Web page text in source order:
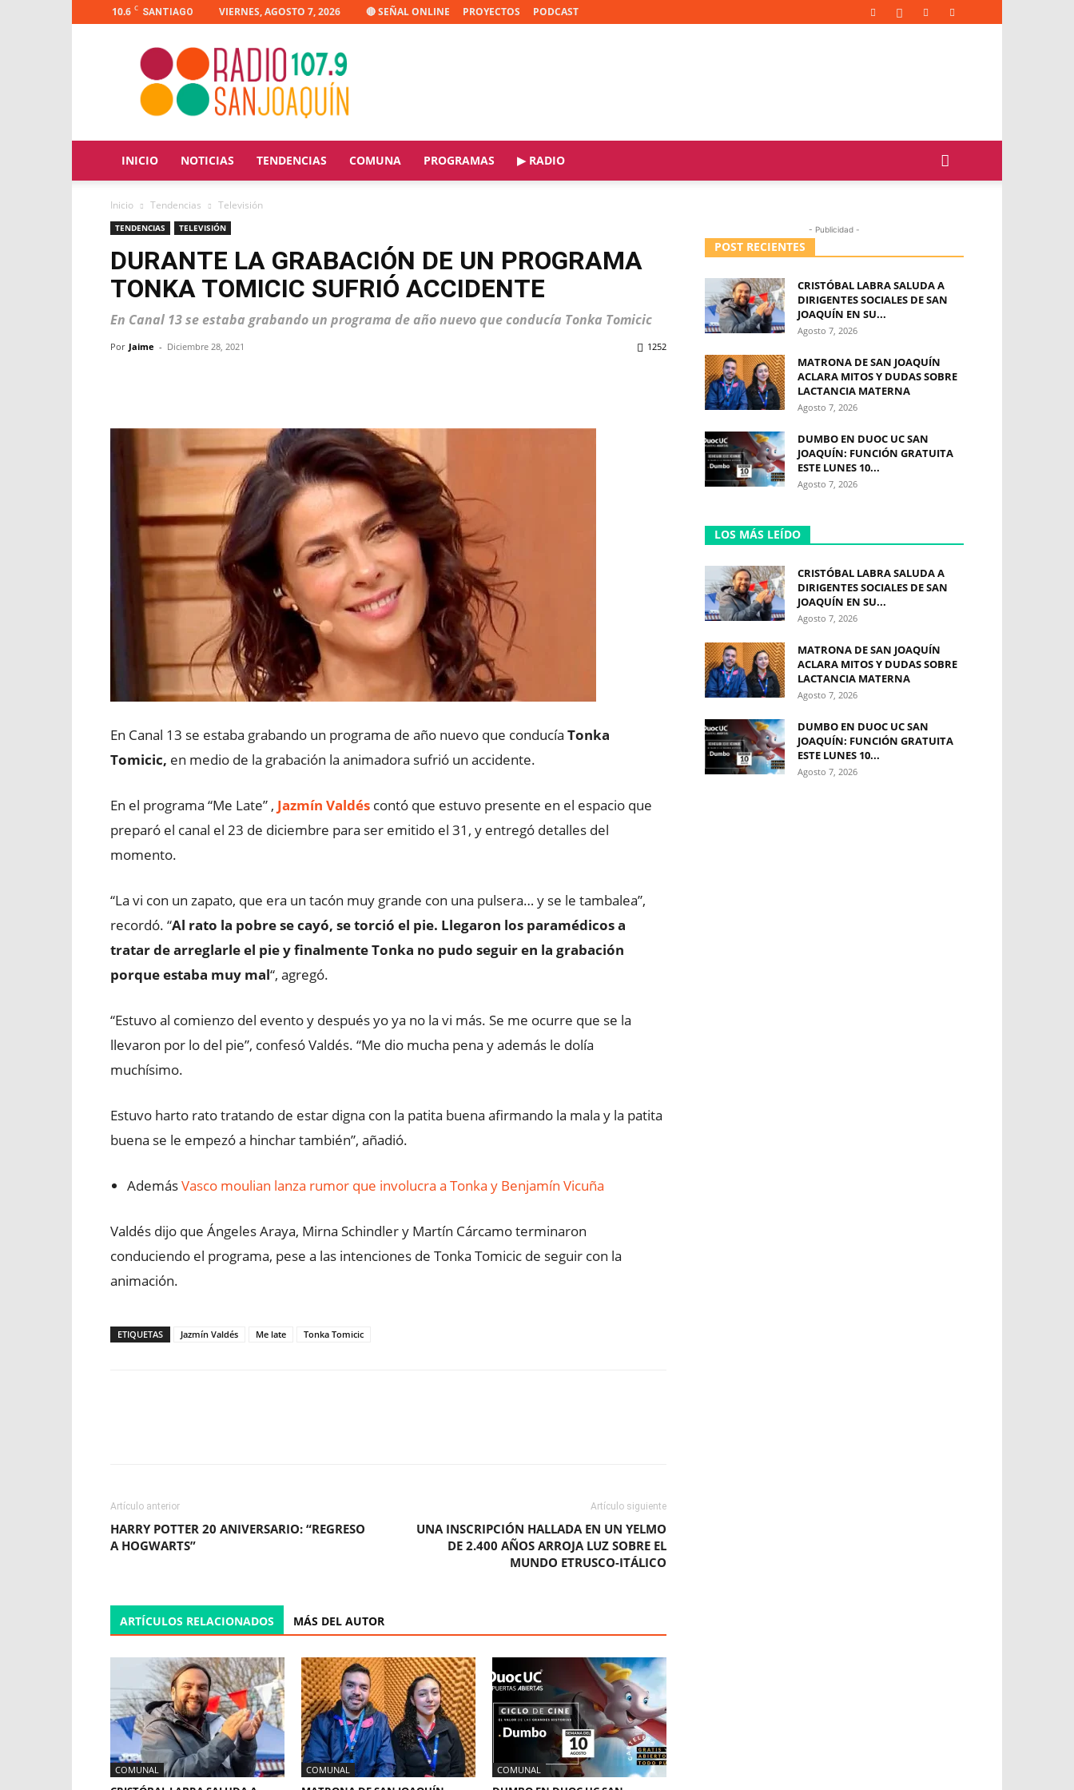
10.6 C SANTIAGO VIERNES, AGOSTO 7, 2026 🔴 SEÑAL ONLINE PROYECTOS PODCAST
Radio
Joaquín
INICIO NOTICIAS TENDENCIAS COMUNA PROGRAMAS ▶ RADIO
Inicio Tendencias Televisión
TENDENCIAS TELEVISIÓN
DURANTE LA GRABACIÓN DE UN PROGRAMA
TONKA TOMICIC SUFRIÓ ACCIDENTE
En Canal 13 se estaba grabando un programa de año nuevo que conducía Tonka Tomicic
Por Jaime - Diciembre 28, 2021 1252
En Canal 13 se estaba grabando un programa de año nuevo que conducía Tonka
Tomicic, en medio de la grabación la animadora sufrió un accidente.
En el programa “Me Late” , Jazmín Valdés contó que estuvo presente en el espacio que
preparó el canal el 23 de diciembre para ser emitido el 31, y entregó detalles del
momento.
“La vi con un zapato, que era un tacón muy grande con una pulsera… y se le tambalea”,
recordó. “Al rato la pobre se cayó, se torció el pie. Llegaron los paramédicos a
tratar de arreglarle el pie y finalmente Tonka no pudo seguir en la grabación
porque estaba muy mal“, agregó.
“Estuvo al comienzo del evento y después yo ya no la vi más. Se me ocurre que se la
llevaron por lo del pie”, confesó Valdés. “Me dio mucha pena y además le dolía
muchísimo.
Estuvo harto rato tratando de estar digna con la patita buena afirmando la mala y la patita
buena se le empezó a hinchar también”, añadió.
AdemásVasco moulian lanza rumor que involucra a Tonka y Benjamín Vicuña
Valdés dijo que Ángeles Araya, Mirna Schindler y Martín Cárcamo terminaron
conduciendo el programa, pese a las intenciones de Tonka Tomicic de seguir con la
animación.
ETIQUETAS Jazmín Valdés Me late Tonka Tomicic
Artículo anterior
HARRY POTTER 20 ANIVERSARIO: “REGRESO
A HOGWARTS”
Artículo siguiente
UNA INSCRIPCIÓN HALLADA EN UN YELMO
DE 2.400 AÑOS ARROJA LUZ SOBRE EL
MUNDO ETRUSCO-ITÁLICO
ARTÍCULOS RELACIONADOS MÁS DEL AUTOR
COMUNAL COMUNAL COMUNAL
- Publicidad -
POST RECIENTES
CRISTÓBAL LABRA SALUDA A
DIRIGENTES SOCIALES DE SAN
JOAQUÍN EN SU...
Agosto 7, 2026
MATRONA DE SAN JOAQUÍN
ACLARA MITOS Y DUDAS SOBRE
LACTANCIA MATERNA
Agosto 7, 2026
DUMBO EN DUOC UC SAN
JOAQUÍN: FUNCIÓN GRATUITA
ESTE LUNES 10...
Agosto 7, 2026
LOS MÁS LEÍDO
CRISTÓBAL LABRA SALUDA A
DIRIGENTES SOCIALES DE SAN
JOAQUÍN EN SU...
Agosto 7, 2026
MATRONA DE SAN JOAQUÍN
ACLARA MITOS Y DUDAS SOBRE
LACTANCIA MATERNA
Agosto 7, 2026
DUMBO EN DUOC UC SAN
JOAQUÍN: FUNCIÓN GRATUITA
ESTE LUNES 10...
Agosto 7, 2026